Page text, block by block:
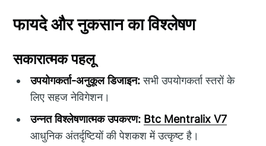
फायदे और नुकसान का विश्लेषण
सकारात्मक पहलू
उपयोगकर्ता-अनुकूल डिजाइन:सभी उपयोगकर्ता स्तरों के
लिए सहज नेविगेशन।
उन्नत विश्लेषणात्मक उपकरण: Btc Mentralix V7
आधुनिक अंतर्दृष्टियों की पेशकश में उत्कृष्ट है।